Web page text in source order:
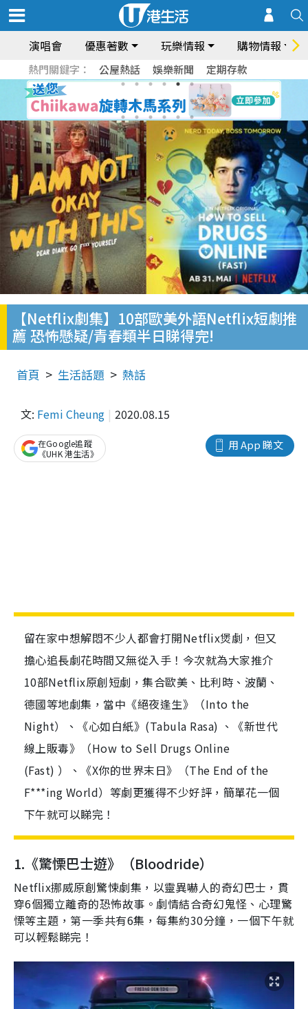
演唱會 優惠著數 玩樂情報 購物情報
熱門關鍵字： 公屋熱話 娛樂新聞 定期存款
【Netflix劇集】10部歐美外語Netflix短劇推
薦 恐怖懸疑/青春類半日睇得完!
首頁 生活話題 熱話
文: Femi Cheung 2020.08.15
用 App 睇文
在Google追蹤
《UHK 港生活》
留在家中想解悶不少人都會打開Netflix煲劇，但又
擔心追長劇花時間又無從入手！今次就為大家推介
10部Netflix原創短劇，集合歐美、比利時、波蘭、
德國等地劇集，當中《絕夜逢生》（Into the
Night）、《心如白紙》(Tabula Rasa) 、《新世代
線上販毒》（How to Sell Drugs Online
(Fast) ）、《X你的世界末日》（The End of the
F***ing World）等劇更獲得不少好評，簡單花一個
下午就可以睇完！
1. 《驚慄巴士遊》（Bloodride）
Netflix挪威原創驚悚劇集，以靈異嚇人的奇幻巴士，貫
穿6個獨立離奇的恐怖故事。劇情結合奇幻鬼怪、心理驚
慄等主題，第一季共有6集，每集約30分鐘，一個下午就
可以輕鬆睇完！